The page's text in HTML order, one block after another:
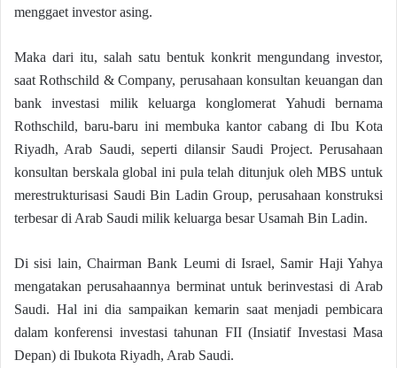
menggaet investor asing.
Maka dari itu, salah satu bentuk konkrit mengundang investor,
saat Rothschild & Company, perusahaan konsultan keuangan dan
bank investasi milik keluarga konglomerat Yahudi bernama
Rothschild, baru-baru ini membuka kantor cabang di Ibu Kota
Riyadh, Arab Saudi, seperti dilansir Saudi Project. Perusahaan
konsultan berskala global ini pula telah ditunjuk oleh MBS untuk
merestrukturisasi Saudi Bin Ladin Group, perusahaan konstruksi
terbesar di Arab Saudi milik keluarga besar Usamah Bin Ladin.
Di sisi lain, Chairman Bank Leumi di Israel, Samir Haji Yahya
mengatakan perusahaannya berminat untuk berinvestasi di Arab
Saudi. Hal ini dia sampaikan kemarin saat menjadi pembicara
dalam konferensi investasi tahunan FII (Insiatif Investasi Masa
Depan) di Ibukota Riyadh, Arab Saudi.